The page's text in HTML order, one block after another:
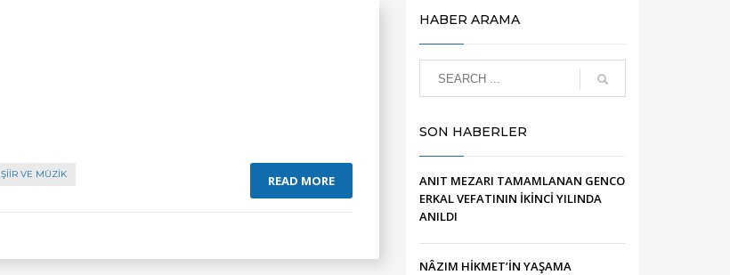
ŞİİR VE MÜZİK READ MORE
HABER ARAMA
SON HABERLER
ANIT MEZARI TAMAMLANAN GENCO
ERKAL VEFATININ İKİNCİ YILINDA
ANILDI
NÂZIM HİKMET’İN YAŞAMA